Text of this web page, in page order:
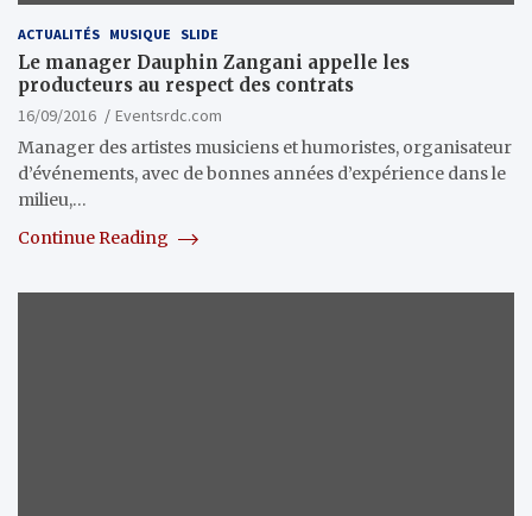
ACTUALITÉS MUSIQUE SLIDE
Le manager Dauphin Zangani appelle les
producteurs au respect des contrats
16/09/2016
Eventsrdc.com
Manager des artistes musiciens et humoristes, organisateur
d’événements, avec de bonnes années d’expérience dans le
milieu,…
Continue Reading